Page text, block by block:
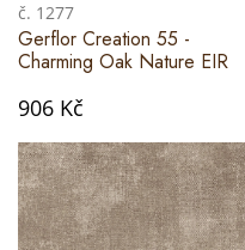
č. 1277
Gerflor Creation 55 -
Charming Oak Nature EIR
906 Kč